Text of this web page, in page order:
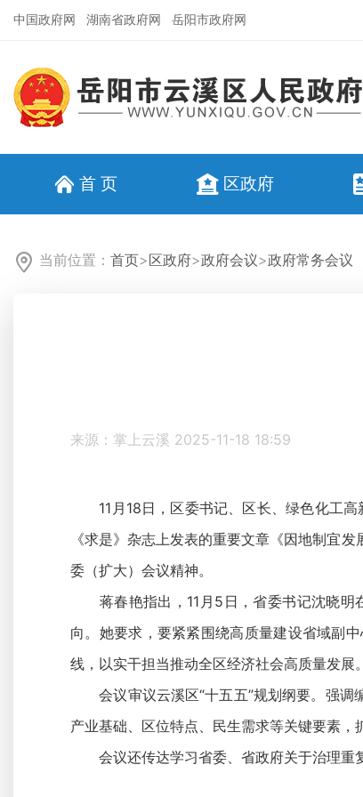
中国政府网 湖南省政府网 岳阳市政府网
首 页 区政府
当前位置： 首页>区政府>政府会议>政府常务会议
来源：掌上云溪 2025-11-18 18:59
11月18日，区委书记、区长、绿色化工高
《求是》杂志上发表的重要文章《因地制宜
委（扩大）会议精神。
蒋春艳指出，11月5日，省委书记沈晓明
向。她要求，要紧紧围绕高质量建设省域副
线，以实干担当推动全区经济社会高质量发展。
会议审议云溪区“十五五”规划纲要。强调
产业基础、区位特点、民生需求等关键要素，
会议还传达学习省委、省政府关于治理重